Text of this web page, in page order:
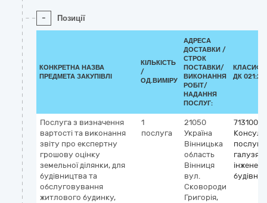
- Позиції
КОНКРЕТНА НАЗВА
ПРЕДМЕТА ЗАКУПІВЛІ
КІЛЬКІСТЬ
/
ОД.ВИМІРУ
АДРЕСА
ДОСТАВКИ /
СТРОК
ПОСТАВКИ/
ВИКОНАННЯ
РОБІТ/
НАДАННЯ
ПОСЛУГ:
ДК
Послуга з визначення
вартості та виконання
звіту про експертну
грошову оцінку
земельної ділянки, для
будівництва та
обслуговування
житлового будинку,
1
послуга
21050
Україна
Вінницька
область
Вінниця
вул.
Сковороди
Григорія,
послуги
галузях